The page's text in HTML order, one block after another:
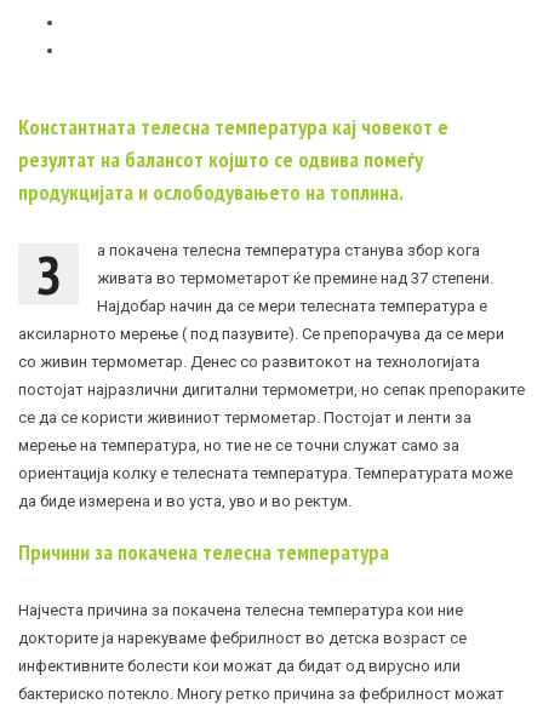
Константната телесна температура кај човекот е
резултат на балансот којшто се одвива помеѓу
продукцијата и ослободувањето на топлина.
З
а покачена телесна температура станува збор кога
живата во термометарот ќе премине над 37 степени.
Најдобар начин да се мери телесната температура е
аксиларното мерење ( под пазувите). Се препорачува да се мери
со живин термометар. Денес со развитокот на технологијата
постојат најразлични дигитални термометри, но сепак препораките
се да се користи живиниот термометар. Постојат и ленти за
мерење на температура, но тие не се точни служат само за
ориентација колку е телесната температура. Температурата може
да биде измерена и во уста, уво и во ректум.
Причини за покачена телесна температура
Најчеста причина за покачена телесна температура кои ние
докторите ја нарекуваме фебрилност во детска возраст се
инфективните болести кои можат да бидат од вирусно или
бактериско потекло. Многу ретко причина за фебрилност можат